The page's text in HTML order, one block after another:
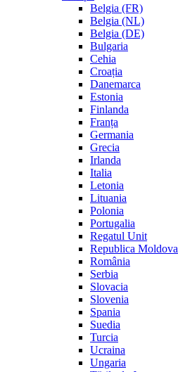
Belgia (FR)
Belgia (NL)
Belgia (DE)
Bulgaria
Cehia
Croația
Danemarca
Estonia
Finlanda
Franța
Germania
Grecia
Irlanda
Italia
Letonia
Lituania
Polonia
Portugalia
Regatul Unit
Republica Moldova
România
Serbia
Slovacia
Slovenia
Spania
Suedia
Turcia
Ucraina
Ungaria